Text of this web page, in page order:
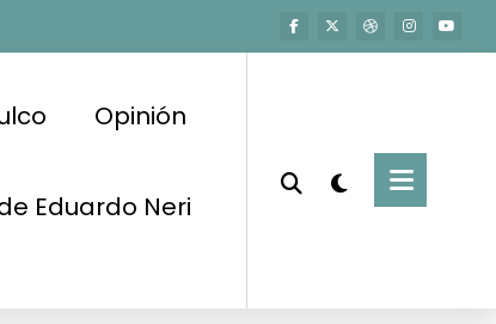
Opinión
Eduardo Neri